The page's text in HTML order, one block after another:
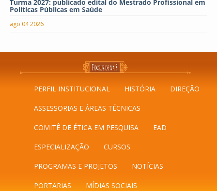
Turma 2027: publicado edital do Mestrado Profissional em
Políticas Públicas em Saúde
ago 04 2026
PERFIL INSTITUCIONAL HISTÓRIA DIREÇÃO
ASSESSORIAS E ÁREAS TÉCNICAS
COMITÊ DE ÉTICA EM PESQUISA EAD
ESPECIALIZAÇÃO CURSOS
PROGRAMAS E PROJETOS NOTÍCIAS
PORTARIAS MÍDIAS SOCIAIS